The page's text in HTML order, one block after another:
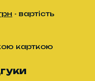
- вартість
карткою